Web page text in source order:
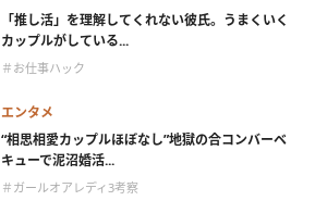
「推し活」を理解してくれない彼氏。うまくいく
カップルがしている...
＃お仕事ハック
エンタメ
“相思相愛カップルほぼなし”地獄の合コンバーベ
キューで泥沼婚活...
＃ガールオアレディ3考察